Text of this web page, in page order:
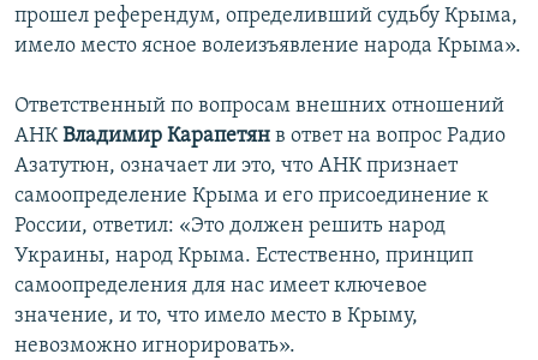
прошел референдум, определивший судьбу Крыма,
имело место ясное волеизъявление народа Крыма».
Ответственный по вопросам внешних отношений
АНКВладимир Карапетян в ответ на вопрос Радио
Азатутюн, означает ли это, что АНК признает
самоопределение Крыма и его присоединение к
России, ответил: «Это должен решить народ
Украины, народ Крыма. Естественно, принцип
самоопределения для нас имеет ключевое
значение, и то, что имело место в Крыму,
невозможно игнорировать».